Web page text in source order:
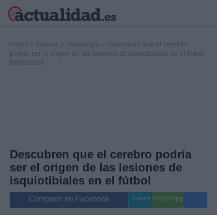
Internacional
Viajes
Gente
Musica
Home » Ciencia y Tecnología » Descubren que el cerebro
podría ser el origen de las lesiones de isquiotibiales en el fútbol
06/06/2026
Descubren que el cerebro podría
ser el origen de las lesiones de
isquiotibiales en el fútbol
Compartir en Facebook Tweet WhatsApp